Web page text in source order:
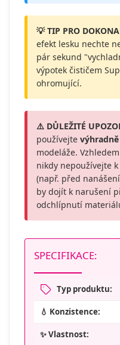
💡 TIP PRO
efekt lesku nechte
pár sekund
výpotek čističem
ohromující.
⚠️ DŮLEŽITÉ
používejte
modeláže.
nikdy nepoužívejte
(např. před
by dojít k narušení
odchlípnutí
SPECIFIKACE:
Typ produktu:
💧 Konzistence:
✨ Vlastnost: